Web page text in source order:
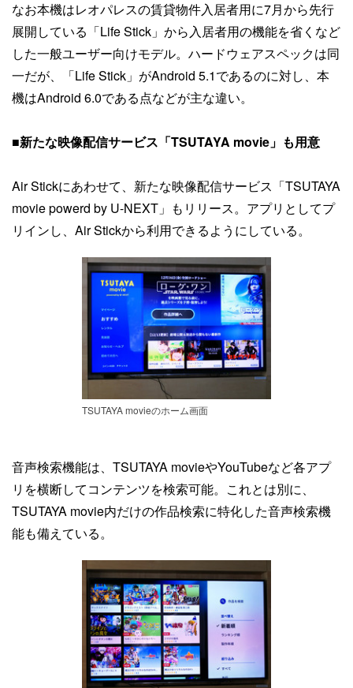
なお本機はレオパレスの賃貸物件入居者用に7月から先行
展開している「Life Stick」から入居者用の機能を省くなど
した一般ユーザー向けモデル。ハードウェアスペックは同
一だが、「Life Stick」がAndroid 5.1であるのに対し、本
機はAndroid 6.0である点などが主な違い。
■新たな映像配信サービス「TSUTAYA movie」も用意
Air Stickにあわせて、新たな映像配信サービス「TSUTAYA
movie powerd by U-NEXT」もリリース。アプリとしてプ
リインし、Air Stickから利用できるようにしている。
TSUTAYA movieのホーム画面
音声検索機能は、TSUTAYA movieやYouTubeなど各アプ
リを横断してコンテンツを検索可能。これとは別に、
TSUTAYA movie内だけの作品検索に特化した音声検索機
能も備えている。